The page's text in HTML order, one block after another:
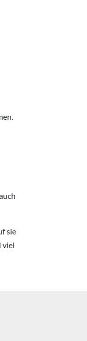
sie
viel